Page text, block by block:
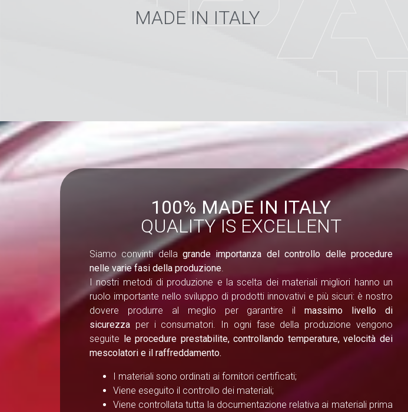
MADE IN ITALY
100% MADE IN ITALY
QUALITY IS EXCELLENT
Siamo convinti dellagrande importanza del controllo delle procedure
nelle varie fasi della produzione
I nostri metodi di produzione e la scelta dei materiali migliori hanno un
ruolo importante nello sviluppo di prodotti innovativi e più sicuri: è nostro
dovere produrre al meglio per garantire ilmassimo livello di
sicurezza per i consumatori. In ogni fase della produzione vengono
seguite le procedure prestabilite, controllando temperature, velocità dei
mescolatori e il raffreddamento.
I materiali sono ordinati ai fornitori certificati;
Viene eseguito il controllo dei materiali;
Viene controllata tutta la documentazione relativa ai materiali prima